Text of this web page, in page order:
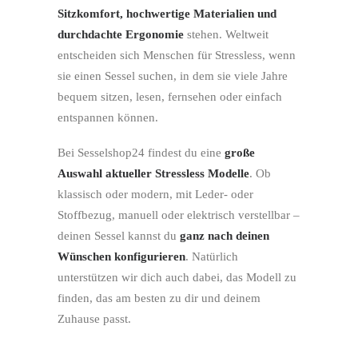
Sitzkomfort, hochwertige Materialien und
durchdachte Ergonomie stehen. Weltweit
entscheiden sich Menschen für Stressless, wenn
sie einen Sessel suchen, in dem sie viele Jahre
bequem sitzen, lesen, fernsehen oder einfach
entspannen können.
Bei Sesselshop24 findest du eine große
Auswahl aktueller Stressless Modelle. Ob
klassisch oder modern, mit Leder- oder
Stoffbezug, manuell oder elektrisch verstellbar –
deinen Sessel kannst du ganz nach deinen
Wünschen konfigurieren. Natürlich
unterstützen wir dich auch dabei, das Modell zu
finden, das am besten zu dir und deinem
Zuhause passt.